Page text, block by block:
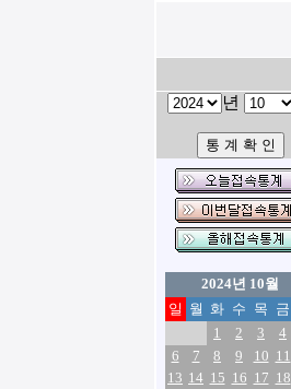
년
2024년 10월
일 월 화 수 목 금
1
2 3 4
6
7 8 9 10 11
13 14 15 16 17 18